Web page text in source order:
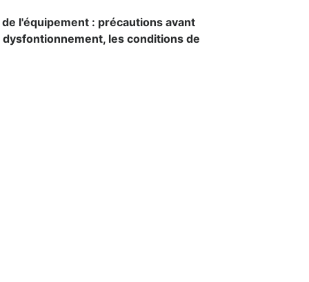
l'équipement : précautions avant
les conditions de